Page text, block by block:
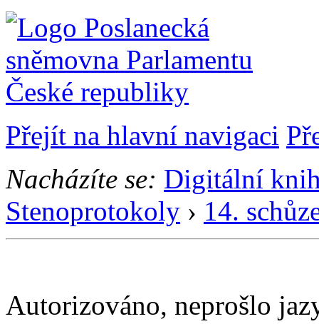
Přejít na hlavní navigaci
Nacházíte se: Digitální
Stenoprotokoly › 14.
Autorizováno, neprošlo